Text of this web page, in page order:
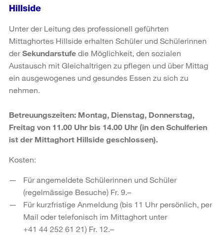
Hillside
Unter der Leitung des professionell geführten
Mittaghortes Hillside erhalten Schüler und Schülerinnen
derSekundarstufe die Möglichkeit, den sozialen
Austausch mit Gleichaltrigen zu pflegen und über Mittag
ein ausgewogenes und gesundes Essen zu sich zu
nehmen.
Betreuungszeiten: Montag, Dienstag, Donnerstag,
Freitag von 11.00 Uhr bis 14.00 Uhr (in den Schulferien
ist der Mittaghort Hillside geschlossen).
Kosten:
Für angemeldete Schülerinnen und Schüler
(regelmässige Besuche) Fr. 9.–
Für kurzfristige Anmeldung (bis 11 Uhr persönlich, per
Mail oder telefonisch im Mittaghort unter
+41 44 252 61 21) Fr. 12.–